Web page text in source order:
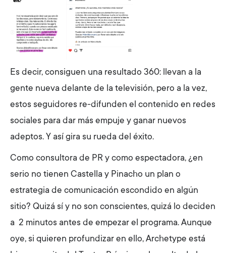
Es decir, consiguen una resultado 360: llevan a la
gente nueva delante de la televisión, pero a la vez,
estos seguidores re-difunden el contenido en redes
sociales para dar más empuje y ganar nuevos
adeptos. Y así gira su rueda del éxito.
Como consultora de PR y como espectadora, ¿en
serio no tienen Castella y Pinacho un plan o
estrategia de comunicación escondido en algún
sitio? Quizá sí y no son conscientes, quizá lo deciden
a 2 minutos antes de empezar el programa. Aunque
oye, si quieren profundizar en ello, Archetype está